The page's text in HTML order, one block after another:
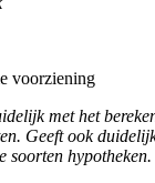
voorziening
met het
Geeft ook
soorten hypotheken.